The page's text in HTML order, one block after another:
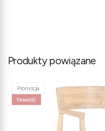
Produkty powiązane
Promocja
Nowość